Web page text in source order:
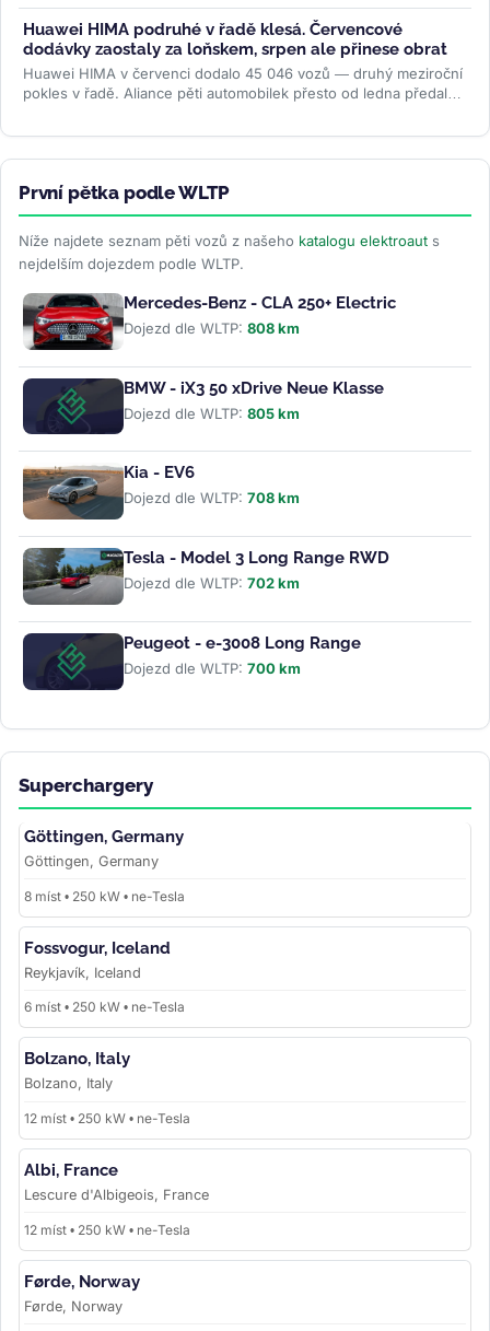
i LFP baterii....>>
Huawei HIMA podruhé v řadě klesá. Červencové
dodávky zaostaly za loňskem, srpen ale přinese obrat
Huawei HIMA v červenci dodalo 45 046 vozů — druhý meziroční
pokles v řadě. Aliance pěti automobilek přesto od ledna předala
První pětka podle WLTP
Níže najdete seznam pěti vozů z našeho katalogu elektroaut s
nejdelším dojezdem podle WLTP.
Mercedes-Benz - CLA 250+ Electric
Dojezd dle WLTP: 808 km
BMW - iX3 50 xDrive Neue Klasse
Dojezd dle WLTP: 805 km
Kia - EV6
Dojezd dle WLTP: 708 km
Tesla - Model 3 Long Range RWD
Dojezd dle WLTP: 702 km
Peugeot - e-3008 Long Range
Dojezd dle WLTP: 700 km
Superchargery
Göttingen, Germany
Göttingen, Germany
8 míst • 250 kW • ne-Tesla
Fossvogur, Iceland
Reykjavík, Iceland
6 míst • 250 kW • ne-Tesla
Bolzano, Italy
Bolzano, Italy
12 míst • 250 kW • ne-Tesla
Albi, France
Lescure d'Albigeois, France
12 míst • 250 kW • ne-Tesla
Førde, Norway
Førde, Norway